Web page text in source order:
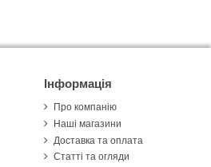
Інформація
Про компанію
Наші магазини
Доставка та оплата
Статті та огляди